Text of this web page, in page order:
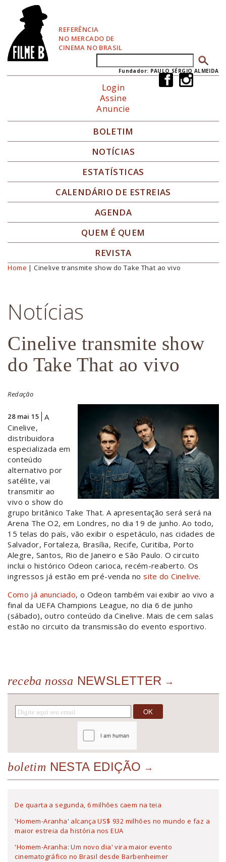
REFERÊNCIA
NO MERCADO DE
CINEMA NO BRASIL
Formulário de busca
Fundador: PAULO SÉRGIO ALMEIDA
Login
Assine
Anuncie
BOLETIM
NOTÍCIAS
ESTATÍSTICAS
CALENDÁRIO DE ESTREIAS
AGENDA
QUEM É QUEM
REVISTA
Você está aqui
Home | Cinelive transmite show do Take That ao vivo
Notícias
Cinelive transmite show
do Take That ao vivo
Redação
28 mai 15
A
Cinelive,
distribuidora
especializada em
conteúdo
alternativo por
satélite, vai
transmitir ao
vivo o show do
grupo britânico Take That. A apresentação será será na
Arena The O2, em Londres, no dia 19 de junho. Ao todo,
15 telas do país, vão exibir o espetáculo, nas cidades de
Salvador, Fortaleza, Brasília, Recife, Curitiba, Porto
Alegre, Santos, Rio de Janeiro e São Paulo. O circuito
inclui o histórico Odeon carioca, recém-reaberto. Os
ingressos já estão em pré-venda nosite do Cinelive.
Como já anunciado, o Odeon também vai exibir ao vivo a
final da UEFA Champions League, no dia 6 de junho
(sábado), outro conteúdo da Cinelive. Mais de cem salas
estão no circuito da transmissão do evento esportivo.
receba nossa NEWSLETTER
boletim NESTA EDIÇÃO
De quarta a segunda, 6 milhões caem na teia
'Homem-Aranha' alcança US$ 932 milhões no mundo e faz a
maior estreia da história nos EUA
'Homem-Aranha: Um novo dia' vira maior evento
cinematográfico no Brasil desde Barbenheimer